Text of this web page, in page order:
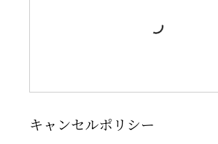
キャンセルポリシー